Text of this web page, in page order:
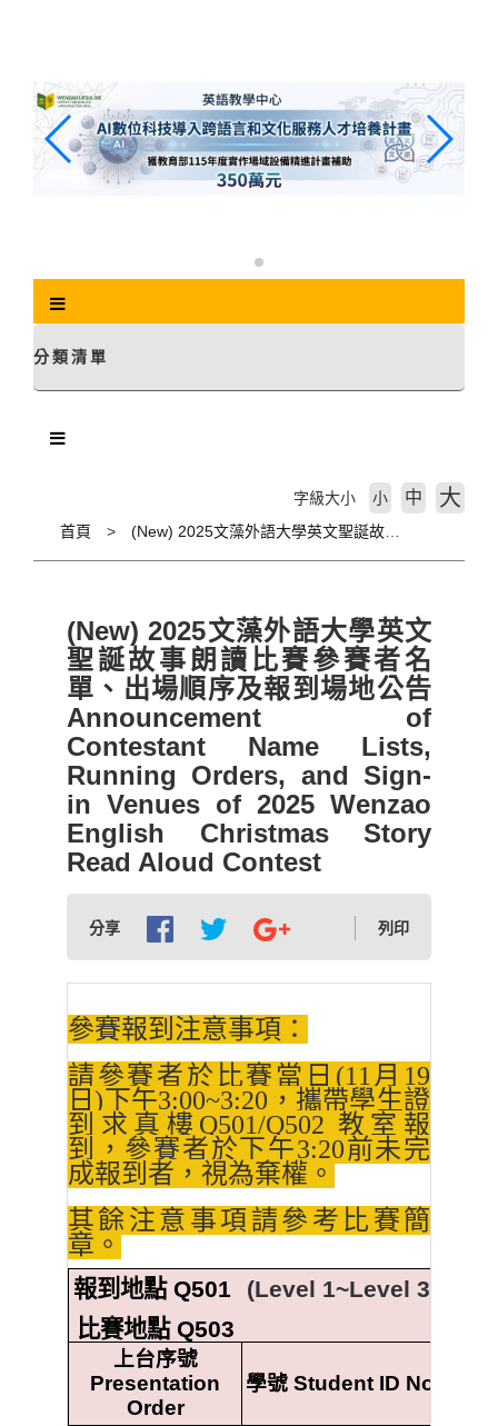
分類清單
首頁
字級大小 小 中 大
(New) 2025文藻外語大學英文
聖誕故事朗讀比賽參賽者名
單、出場順序及報到場地公告
Announcement of
Contestant Name Lists,
Running Orders, and Sign-
in Venues of 2025 Wenzao
English Christmas Story
Read Aloud Contest
分享 列印
參賽報到注意事項：
請參賽者於比賽當日(11月19
日)下午3:00~3:20，攜帶學生證
到求真樓Q501/Q502 教室報
到，參賽者於下午3:20前未完
成報到者，視為棄權。
其餘注意事項請參考比賽簡
章。
報到地點 Q501
(Level 1~Level 3)
比賽地點Q503
上台序號
Presentation
Order
學號Student ID No.